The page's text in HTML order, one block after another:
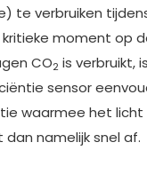
te verbruiken
moment op
CO2 is verbruikt,
sensor
waarmee het
dan namelijk snel af.